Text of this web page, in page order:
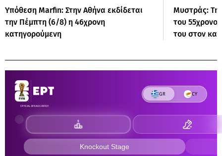
Υπόθεση Marfin: Στην Αθήνα εκδίδεται
την Πέμπτη (6/8) η 46χρονη
κατηγορούμενη
Μυστράς:
του
του στον